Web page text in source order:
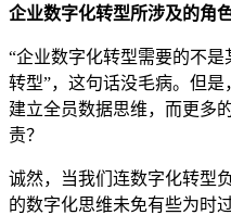
企业数字化转型所涉及的角
“企业数字化转型需要的不
转型”，这句话没毛病。但
建立全员数据思维，而更多
责？
诚然，当我们连数字化转型
的数字化思维未免有些为时过